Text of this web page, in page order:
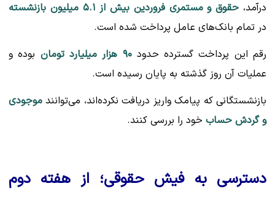
درآمد، حقوق و مستمری فروردین بیش از ۵.۱ میلیون بازنشسته
در تمام بانک‌های عامل پرداخت شده است.
رقم این پرداخت گسترده حدود۹۰ هزار میلیارد تومان
بوده و
عملیات آن روز گذشته به پایان رسیده است.
بازنشستگانی که پیامک واریز دریافت نکرده‌اند، می‌توانند موجودی
و گردش حساب خود را بررسی کنند.
دسترسی به فیش حقوقی؛ از هفته دوم